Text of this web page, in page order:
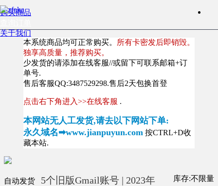
购买商品
关于我们
本系统商品均可正常购买。
所有卡密发后即销毁。
独享高质量，推荐购买。
少发货的请添加在线客服//或留下可联系邮箱+订
单号.
售后客服QQ:3487529298.售后2天包换首登
点击右下角进入>>在线客服 .
本网站无人工发货,请去以下网站下单:
永久域名➡www.jianpuyun.com 按CTRL+D收
藏本站.
自动发货 5个旧版Gmail账号 | 2023年 库存:不限量